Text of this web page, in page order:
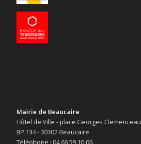
Mairie de Beaucaire
Hôtel de Ville - place Georges Clemenceau
BP 134 - 30302 Beaucaire
Téléphone : 04 66 59 10 06